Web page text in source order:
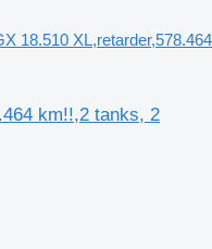
18.510 XL,retarder,578.464
km!!,2 tanks, 2